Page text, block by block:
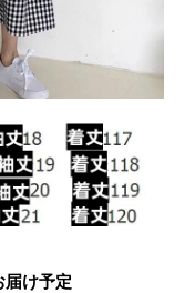
届け予定